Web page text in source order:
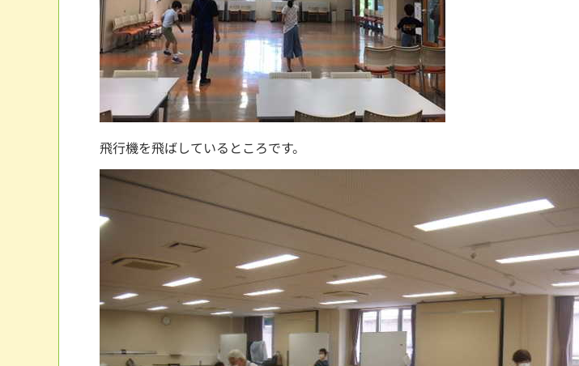
飛行機を飛ばしているところです。